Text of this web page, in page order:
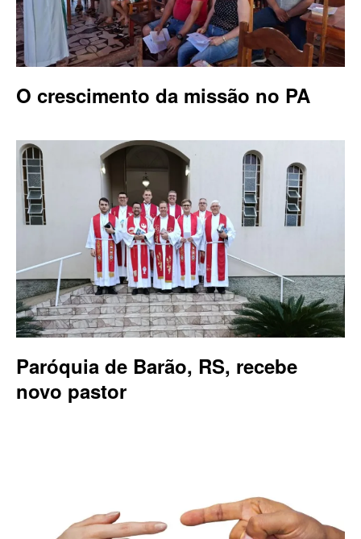
O crescimento da missão no PA
Paróquia de Barão, RS, recebe
novo pastor